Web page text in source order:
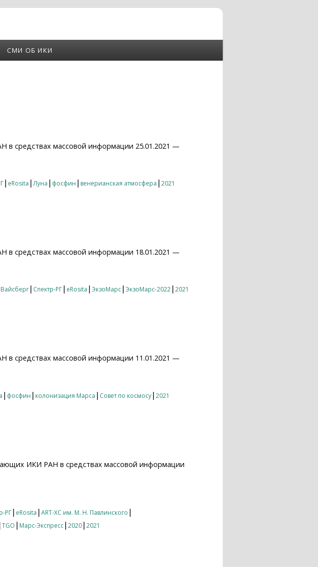
СМИ ОБ ИКИ
средствах массовой информации 25.01.2021 —
| eRosita |Луна | фосфин | венерианская атмосфера | 2021
средствах массовой информации 18.01.2021 —
| Спектр-РГ| eRosita | ЭкзоМарс| ЭкзоМарс-2022| 2021
средствах массовой информации 11.01.2021 —
| фосфин | колонизация Марса | Совет по космосу| 2021
ИКИ РАН в средствах массовой информации
РГ| eRosita | ART-XC им. М. Н. Павлинского |
TGO | Марс-Экспресс| 2020| 2021